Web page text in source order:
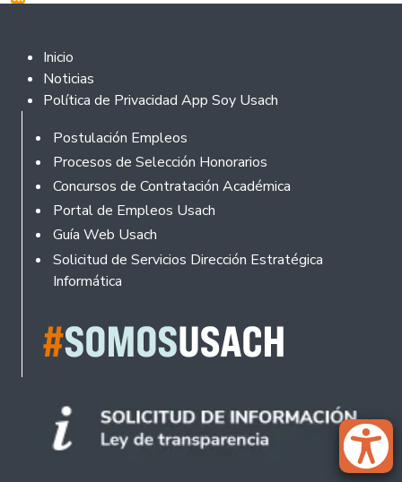
Footer 2
Inicio
Noticias
Política de Privacidad App Soy Usach
Rodapé
Postulación Empleos
Procesos de Selección Honorarios
Concursos de Contratación Académica
Portal de Empleos Usach
Guía Web Usach
Solicitud de Servicios Dirección Estratégica
Informática